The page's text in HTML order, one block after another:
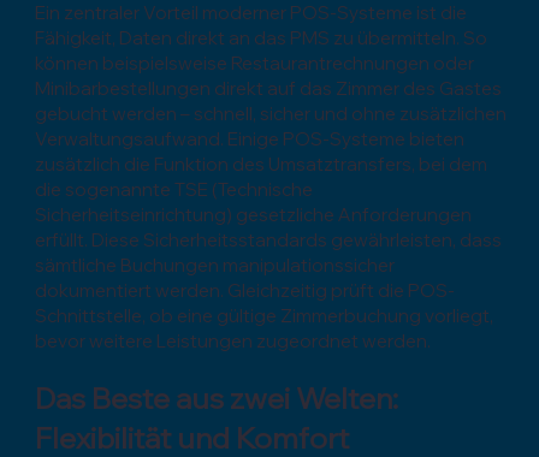
Ein zentraler Vorteil moderner POS-Systeme ist die
Fähigkeit, Daten direkt an das PMS zu übermitteln. So
können beispielsweise Restaurantrechnungen oder
Minibarbestellungen direkt auf das Zimmer des Gastes
gebucht werden – schnell, sicher und ohne zusätzlichen
Verwaltungsaufwand. Einige POS-Systeme bieten
zusätzlich die Funktion des Umsatztransfers, bei dem
die sogenannte TSE (Technische
Sicherheitseinrichtung) gesetzliche Anforderungen
erfüllt. Diese Sicherheitsstandards gewährleisten, dass
sämtliche Buchungen manipulationssicher
dokumentiert werden. Gleichzeitig prüft die POS-
Schnittstelle, ob eine gültige Zimmerbuchung vorliegt,
bevor weitere Leistungen zugeordnet werden.
Das Beste aus zwei Welten:
Flexibilität und Komfort